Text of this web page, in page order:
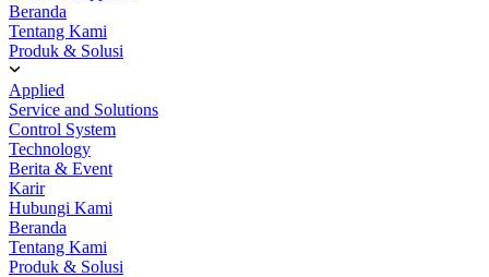
Beranda
Tentang Kami
Produk & Solusi
Applied
Service and Solutions
Control System
Technology
Berita & Event
Karir
Hubungi Kami
Beranda
Tentang Kami
Produk & Solusi